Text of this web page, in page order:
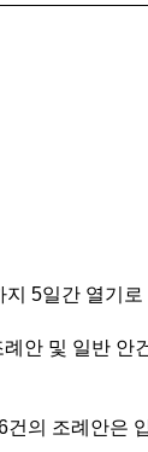
5일간 열기
안 및 일반 안
의 조례안은